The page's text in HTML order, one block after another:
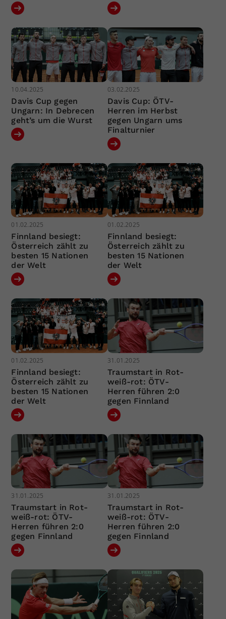
10.04.2025
Davis Cup gegen
Ungarn: In Debrecen
geht’s um die Wurst
03.02.2025
Davis Cup: ÖTV-
Herren im Herbst
gegen Ungarn ums
Finalturnier
01.02.2025
Finnland besiegt:
Österreich zählt zu
besten 15 Nationen
der Welt
01.02.2025
Finnland besiegt:
Österreich zählt zu
besten 15 Nationen
der Welt
01.02.2025
Finnland besiegt:
Österreich zählt zu
besten 15 Nationen
der Welt
31.01.2025
Traumstart in Rot-
weiß-rot: ÖTV-
Herren führen 2:0
gegen Finnland
31.01.2025
Traumstart in Rot-
weiß-rot: ÖTV-
Herren führen 2:0
gegen Finnland
31.01.2025
Traumstart in Rot-
weiß-rot: ÖTV-
Herren führen 2:0
gegen Finnland